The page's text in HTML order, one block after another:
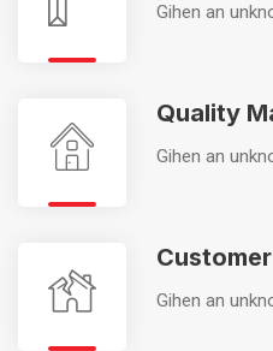
Gihen an
Quality
Gihen an
Gihen an